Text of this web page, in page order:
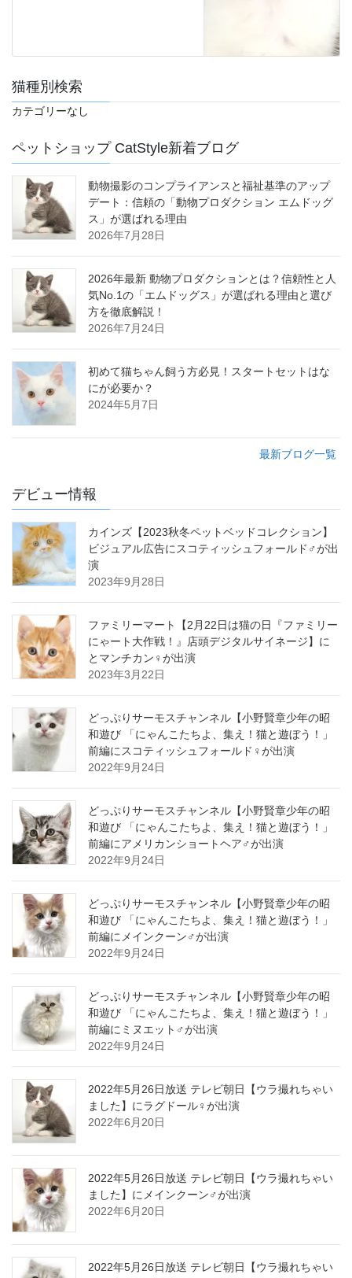
猫種別検索
カテゴリーなし
ペットショップ CatStyle新着ブログ
動物撮影のコンプライアンスと福祉基準のアップ
デート：信頼の「動物プロダクション エムドッグ
ス」が選ばれる理由
2026年7月28日
2026年最新 動物プロダクションとは？信頼性と人
気No.1の「エムドッグス」が選ばれる理由と選び
方を徹底解説！
2026年7月24日
初めて猫ちゃん飼う方必見！スタートセットはな
にが必要か？
2024年5月7日
最新ブログ一覧
デビュー情報
カインズ【2023秋冬ペットベッドコレクション】
ビジュアル広告にスコティッシュフォールド♂が出
演
2023年9月28日
ファミリーマート【2月22日は猫の日『ファミリー
にゃート大作戦！』店頭デジタルサイネージ】に
とマンチカン♀が出演
2023年3月22日
どっぷりサーモスチャンネル【小野賢章少年の昭
和遊び 「にゃんこたちよ、集え！猫と遊ぼう！」
前編にスコティッシュフォールド♀が出演
2022年9月24日
どっぷりサーモスチャンネル【小野賢章少年の昭
和遊び 「にゃんこたちよ、集え！猫と遊ぼう！」
前編にアメリカンショートヘア♂が出演
2022年9月24日
どっぷりサーモスチャンネル【小野賢章少年の昭
和遊び 「にゃんこたちよ、集え！猫と遊ぼう！」
前編にメインクーン♂が出演
2022年9月24日
どっぷりサーモスチャンネル【小野賢章少年の昭
和遊び 「にゃんこたちよ、集え！猫と遊ぼう！」
前編にミヌエット♂が出演
2022年9月24日
2022年5月26日放送 テレビ朝日【ウラ撮れちゃい
ました】にラグドール♀が出演
2022年6月20日
2022年5月26日放送 テレビ朝日【ウラ撮れちゃい
ました】にメインクーン♂が出演
2022年6月20日
2022年5月26日放送 テレビ朝日【ウラ撮れちゃい